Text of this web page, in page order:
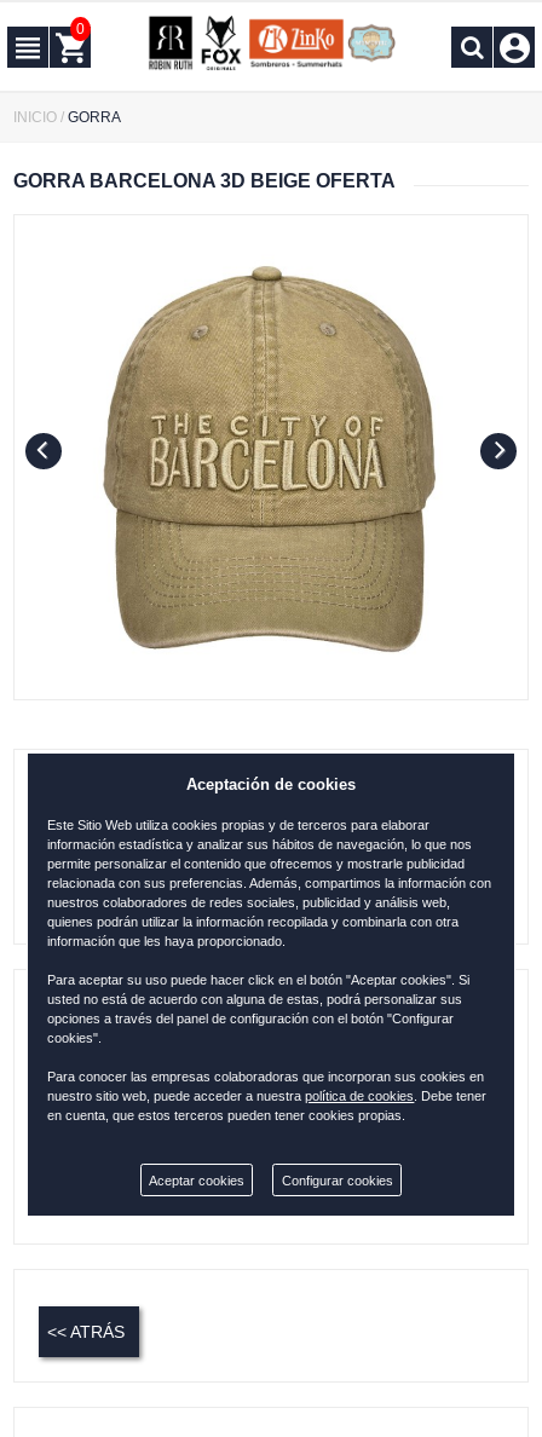
0
INICIO /GORRA
GORRA BARCELONA 3D BEIGE OFERTA
GORRA BARCELONA 3D BEIGE OFERTA
0.00€
Referencia: BAR12145
Colección: BARCELONA
<< ATRÁS
Aceptación de cookies
Este Sitio Web utiliza cookies propias y de terceros para elaborar
información estadística y analizar sus hábitos de navegación, lo que nos
permite personalizar el contenido que ofrecemos y mostrarle publicidad
relacionada con sus preferencias. Además, compartimos la información con
nuestros colaboradores de redes sociales, publicidad y análisis web,
quienes podrán utilizar la información recopilada y combinarla con otra
información que les haya proporcionado.
Para aceptar su uso puede hacer click en el botón "Aceptar cookies". Si
usted no está de acuerdo con alguna de estas, podrá personalizar sus
opciones a través del panel de configuración con el botón "Configurar
cookies".
Para conocer las empresas colaboradoras que incorporan sus cookies en
nuestro sitio web, puede acceder a nuestrapolítica de cookies
. Debe tener
en cuenta, que estos terceros pueden tener cookies propias.
Aceptar cookies Configurar cookies